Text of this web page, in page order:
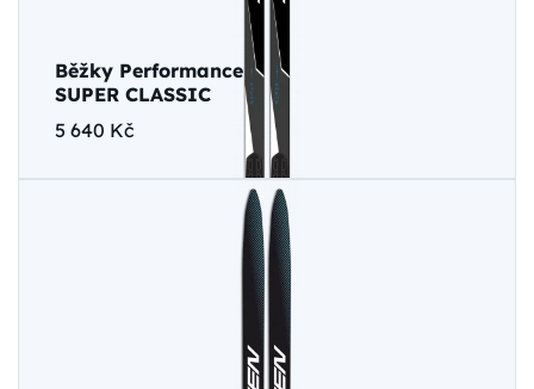
Běžky Performance
SUPER CLASSIC
5 640 Kč